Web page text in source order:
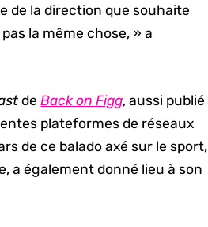
de la direction que souhaite
la même chose, » a
deBack on Figg, aussi publié
plateformes de réseaux
de ce balado axé sur le sport,
a également donné lieu à son